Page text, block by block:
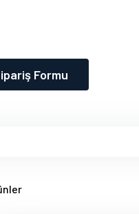
Formu